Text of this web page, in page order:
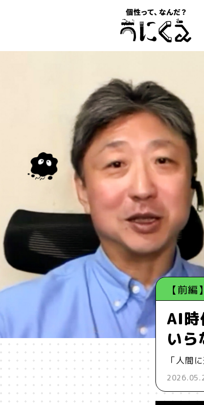
うにくえ とは？
お問い合わせ
【前
AI時
いら
「人間